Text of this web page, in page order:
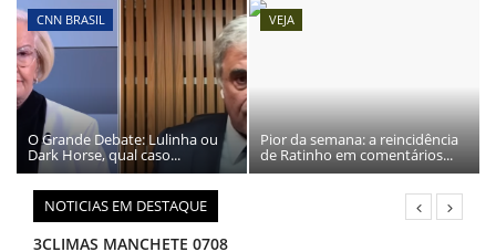
CNN BRASIL
O Grande Debate: Lulinha ou
Dark Horse, qual caso...
VEJA
Pior da semana: a reincidência
de Ratinho em comentários...
NOTICIAS EM DESTAQUE
3CLIMAS MANCHETE 0708